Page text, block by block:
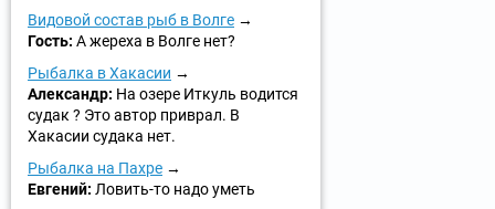
Видовой состав рыб в Волге
Гость: А жереха в Волге нет?
Рыбалка в Хакасии
Александр: На озере Иткуль водится
судак ? Это автор приврал. В
Хакасии судака нет.
Рыбалка на Пахре
Евгений: Ловить-то надо уметь